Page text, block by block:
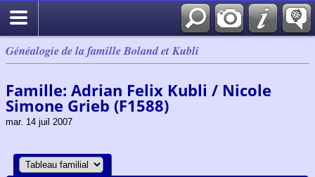
Généalogie de la famille Boland et Kubli
Famille: Adrian Felix Kubli / Nicole
Simone Grieb (F1588)
mar. 14 juil 2007